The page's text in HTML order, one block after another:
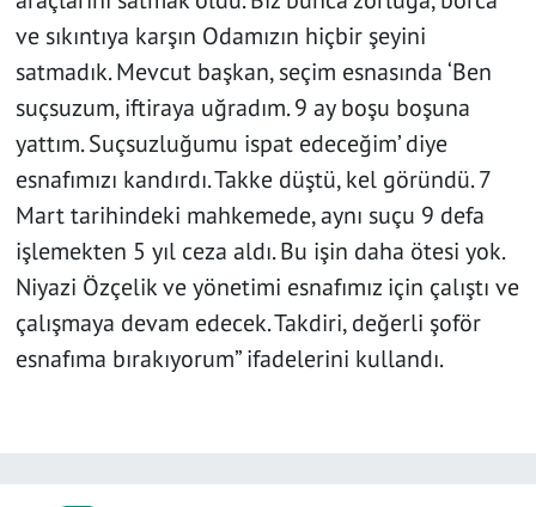
ve sıkıntıya karşın Odamızın hiçbir şeyini
satmadık. Mevcut başkan, seçim esnasında ‘Ben
suçsuzum, iftiraya uğradım. 9 ay boşu boşuna
yattım. Suçsuzluğumu ispat edeceğim’ diye
esnafımızı kandırdı. Takke düştü, kel göründü. 7
Mart tarihindeki mahkemede, aynı suçu 9 defa
işlemekten 5 yıl ceza aldı. Bu işin daha ötesi yok.
Niyazi Özçelik ve yönetimi esnafımız için çalıştı ve
çalışmaya devam edecek. Takdiri, değerli şoför
esnafıma bırakıyorum” ifadelerini kullandı.